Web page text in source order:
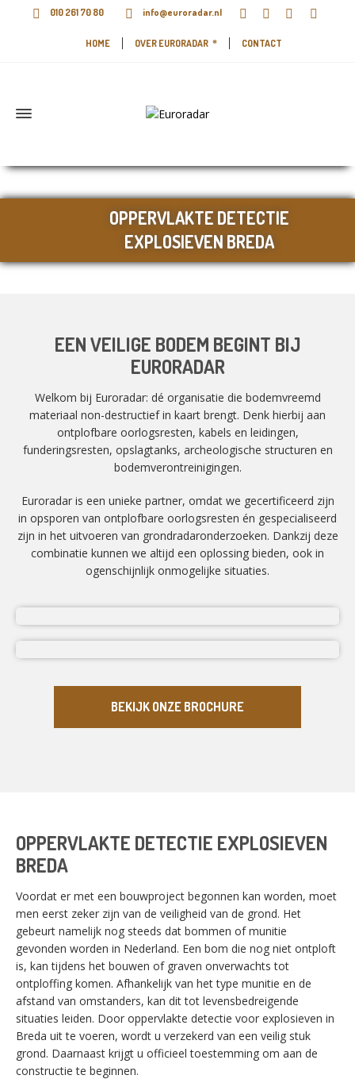
010 261 70 80 info@euroradar.nl
HOME OVER EURORADAR CONTACT
OPPERVLAKTE DETECTIE
EXPLOSIEVEN BREDA
EEN VEILIGE BODEM BEGINT BIJ
EURORADAR
Welkom bij Euroradar: dé organisatie die bodemvreemd
materiaal non-destructief in kaart brengt. Denk hierbij aan
ontplofbare oorlogsresten, kabels en leidingen,
funderingsresten, opslagtanks, archeologische structuren en
bodemverontreinigingen.
Euroradar is een unieke partner, omdat we gecertificeerd zijn
in opsporen van ontplofbare oorlogsresten én gespecialiseerd
zijn in het uitvoeren van grondradaronderzoeken. Dankzij deze
combinatie kunnen we altijd een oplossing bieden, ook in
ogenschijnlijk onmogelijke situaties.
BEKIJK ONZE BROCHURE
OPPERVLAKTE DETECTIE EXPLOSIEVEN
BREDA
Voordat er met een bouwproject begonnen kan worden, moet
men eerst zeker zijn van de veiligheid van de grond. Het
gebeurt namelijk nog steeds dat bommen of munitie
gevonden worden in Nederland. Een bom die nog niet ontploft
is, kan tijdens het bouwen of graven onverwachts tot
ontploffing komen. Afhankelijk van het type munitie en de
afstand van omstanders, kan dit tot levensbedreigende
situaties leiden. Door oppervlakte detectie voor explosieven in
Breda uit te voeren, wordt u verzekerd van een veilig stuk
grond. Daarnaast krijgt u officieel toestemming om aan de
constructie te beginnen.